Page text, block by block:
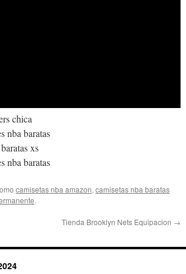
camisetas nba amazon, camisetas nba baratas
.
Tienda Brooklyn Nets Equipacion →